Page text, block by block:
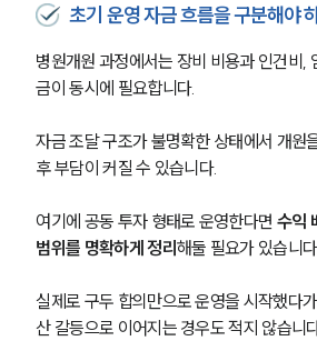
초기 운영 자금 흐름을 구분해야
병원개원 과정에서는 장비 비용과 인건비,
금이 동시에 필요합니다.
자금 조달 구조가 불명확한 상태에서 개원
후 부담이 커질 수 있습니다.
여기에 공동 투자 형태로 운영한다면 수익
범위를 명확하게 정리해둘 필요가 있습니다.
실제로 구두 합의만으로 운영을 시작했다
산 갈등으로 이어지는 경우도 적지 않습니